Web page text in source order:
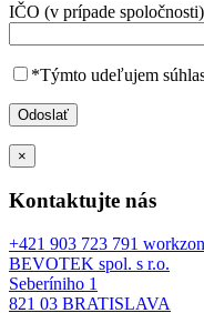
IČO (v prípade
*Týmto udeľujem
×
Kontaktujte nás
+421 903 723 791
BEVOTEK spol. s r.o.
Seberíniho 1
821 03 BRATISLAVA